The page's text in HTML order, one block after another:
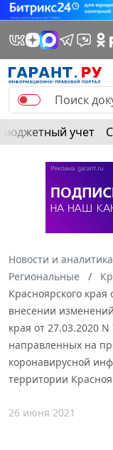
Бюджетный учет
Новости и аналитика
Региональные
Красноярского
внесении
края от 27.03.2020
направленных на
коронавирусной
территории
26 июня 2021